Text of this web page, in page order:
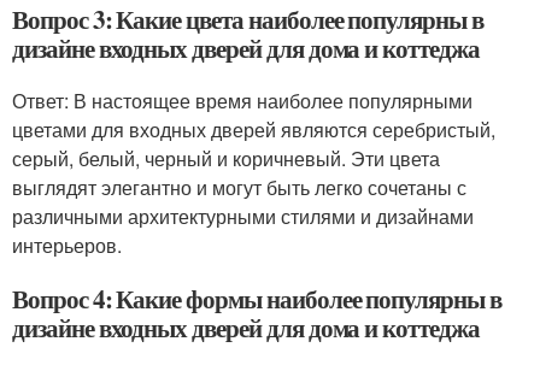
Вопрос 3: Какие цвета наиболее популярны в
дизайне входных дверей для дома и коттеджа
Ответ: В настоящее время наиболее популярными
цветами для входных дверей являются серебристый,
серый, белый, черный и коричневый. Эти цвета
выглядят элегантно и могут быть легко сочетаны с
различными архитектурными стилями и дизайнами
интерьеров.
Вопрос 4: Какие формы наиболее популярны в
дизайне входных дверей для дома и коттеджа